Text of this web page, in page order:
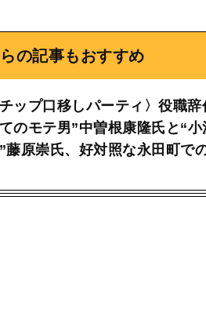
の記事もおすすめ
チップ口移しパーティ〉役職
のモテ男”中曽根康隆氏と“小
藤原崇氏、好対照な永田町で